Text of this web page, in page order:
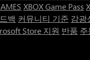
XBOX Game Pass
백 커뮤니티 기준 감광
Store 지원 반품